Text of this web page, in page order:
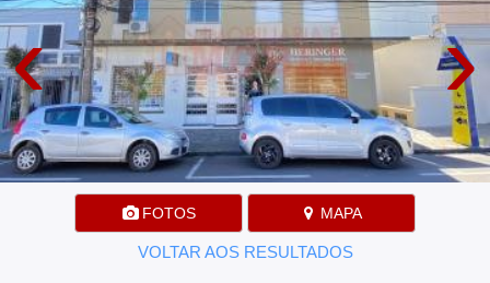
‹ ›
FOTOS MAPA
VOLTAR AOS RESULTADOS